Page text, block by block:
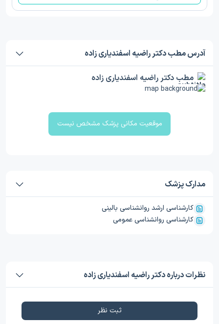
آدرس مطب دکتر راضیه اسفندیاری زاده
مطب دکتر راضیه اسفندیاری زاده
موقعیت مکانی پزشک مشخص نیست
مدارک پزشک
کارشناسی ارشد روانشناسی بالینی
کارشناسی روانشناسی عمومی
نظرات درباره دکتر راضیه اسفندیاری زاده
ثبت نظر